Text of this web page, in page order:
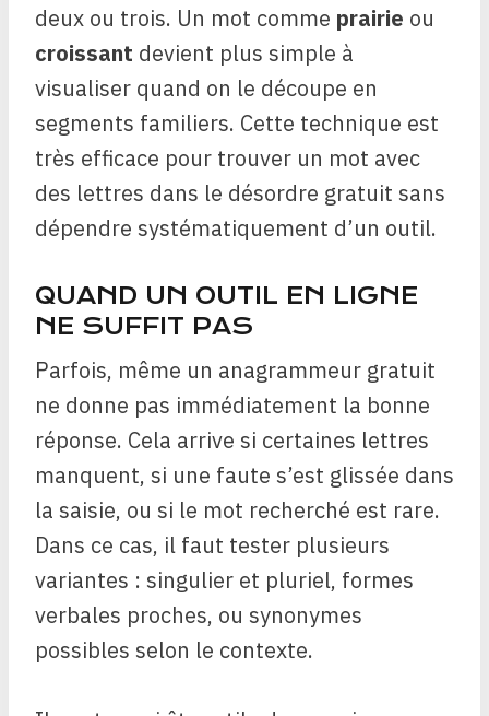
deux ou trois. Un mot comme prairie ou
croissant devient plus simple à
visualiser quand on le découpe en
segments familiers. Cette technique est
très efficace pour trouver un mot avec
des lettres dans le désordre gratuit sans
dépendre systématiquement d’un outil.
QUAND UN OUTIL EN LIGNE
NE SUFFIT PAS
Parfois, même un anagrammeur gratuit
ne donne pas immédiatement la bonne
réponse. Cela arrive si certaines lettres
manquent, si une faute s’est glissée dans
la saisie, ou si le mot recherché est rare.
Dans ce cas, il faut tester plusieurs
variantes : singulier et pluriel, formes
verbales proches, ou synonymes
possibles selon le contexte.